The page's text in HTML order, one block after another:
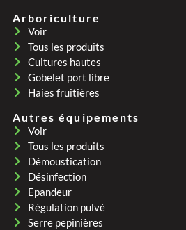
Arboriculture
Voir
Tous les produits
Cultures hautes
Gobelet port libre
Haies fruitières
Autres équipements
Voir
Tous les produits
Démoustication
Désinfection
Epandeur
Régulation pulvé
Serre pepinières